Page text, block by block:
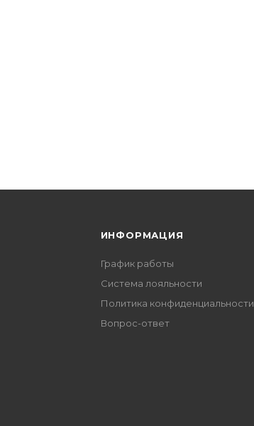
ИНФОРМАЦИЯ
График работы
Система лояльности
Политика конфиденциальности
Вопрос-ответ